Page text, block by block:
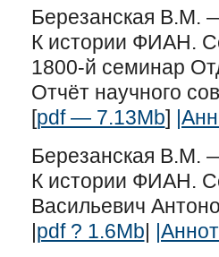
Березанская В.М.
К истории ФИАН.
1800-й семинар
Отчёт научного
[pdf — 7.13Mb]
Березанская В.М.
К истории ФИАН.
Васильевич
|pdf ? 1.6Mb|